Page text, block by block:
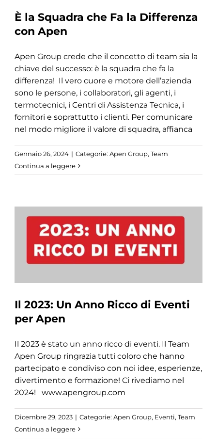
È la Squadra che Fa la Differenza
con Apen
Apen Group crede che il concetto di team sia la
chiave del successo: è la squadra che fa la
differenza! Il vero cuore e motore dell’azienda
sono le persone, i collaboratori, gli agenti, i
termotecnici, i Centri di Assistenza Tecnica, i
fornitori e soprattutto i clienti. Per comunicare
nel modo migliore il valore di squadra, affianca
Gennaio 26, 2024 | Categorie: Apen Group, Team
Continua a leggere
Il 2023: Un Anno Ricco di Eventi
per Apen
Il 2023 è stato un anno ricco di eventi. Il Team
Apen Group ringrazia tutti coloro che hanno
partecipato e condiviso con noi idee, esperienze,
divertimento e formazione! Ci rivediamo nel
2024! www.apengroup.com
Dicembre 29, 2023 | Categorie: Apen Group, Eventi, Team
Continua a leggere